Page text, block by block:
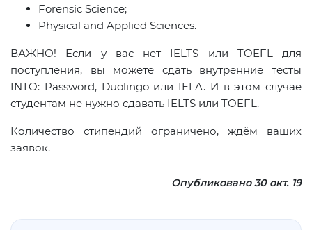
Forensic Science;
Physical and Applied Sciences.
ВАЖНО! Если у вас нет IELTS или TOEFL для
поступления, вы можете сдать внутренние тесты
INTO: Password, Duolingo или IELA. И в этом случае
студентам не нужно сдавать IELTS или TOEFL.
Количество стипендий ограничено, ждём ваших
заявок.
Опубликовано 30 окт. 19